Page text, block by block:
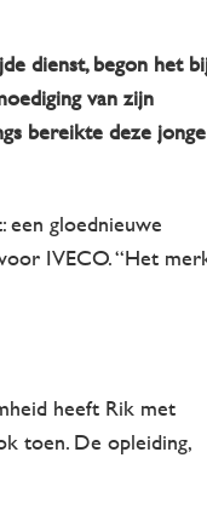
dienst, begon het
van zijn
bereikte deze jonge
een gloednieuwe
IVECO. “Het
heeft Rik met
toen. De opleiding,